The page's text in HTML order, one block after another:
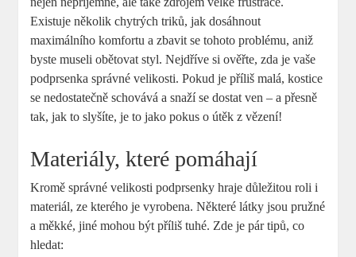
Existuje několik chytrých triků, jak dosáhnout
maximálního komfortu a zbavit se tohoto problému, aniž
byste museli obětovat styl. Nejdříve si ověřte, zda je vaše
podprsenka správné velikosti. Pokud je příliš malá, kostice
se nedostatečně schovává a snaží se dostat ven – a přesně
tak, jak to slyšíte, je to jako pokus o útěk z vězení!
Materiály, které pomáhají
Kromě správné velikosti podprsenky hraje důležitou roli i
materiál, ze kterého je vyrobena. Některé látky jsou pružné
a měkké, jiné mohou být příliš tuhé. Zde je pár tipů, co
hledat: